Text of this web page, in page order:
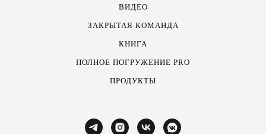
ВИДЕО
ЗАКРЫТАЯ КОМАНДА
КНИГА
ПОЛНОЕ ПОГРУЖЕНИЕ PRO
ПРОДУКТЫ